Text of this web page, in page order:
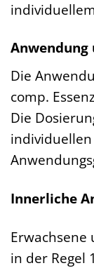
Anwendung
Die
comp.
Die
Innerliche
Erwachsene
in der Regel